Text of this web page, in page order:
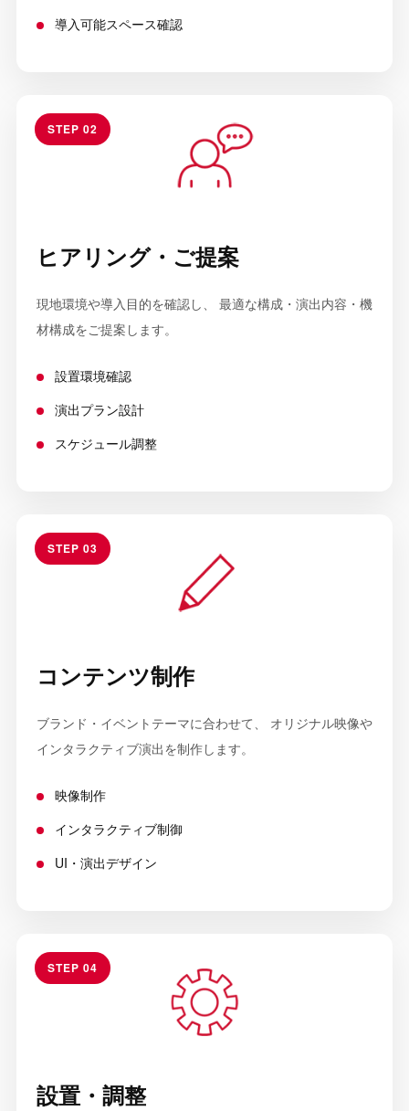
導入可能スペース確認
STEP 02
ヒアリング・ご提案
現地環境や導入目的を確認し、 最適な構成・演出内容・機
材構成をご提案します。
設置環境確認
演出プラン設計
スケジュール調整
STEP 03
コンテンツ制作
ブランド・イベントテーマに合わせて、 オリジナル映像や
インタラクティブ演出を制作します。
映像制作
インタラクティブ制御
UI・演出デザイン
STEP 04
設置・調整